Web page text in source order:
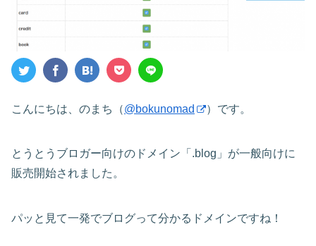
こんにちは、のまち（@bokunomad ）です。
とうとうブロガー向けのドメイン「.blog」が一般向けに
販売開始されました。
パッと見て一発でブログって分かるドメインですね！